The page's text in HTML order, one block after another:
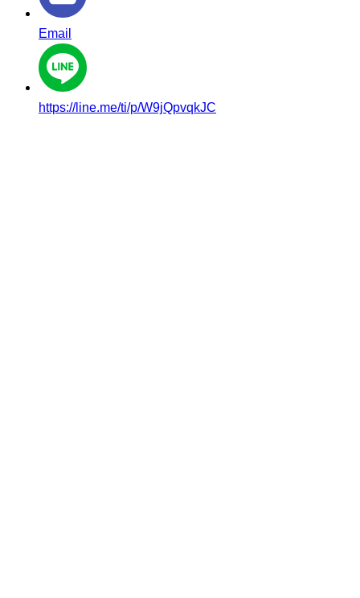
Email
https://line.me/ti/p/W9jQpvqkJC